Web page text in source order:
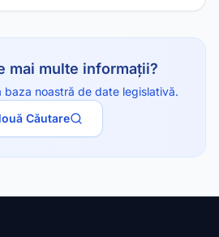
mai multe informații?
baza noastră de date legislativă.
Căutare